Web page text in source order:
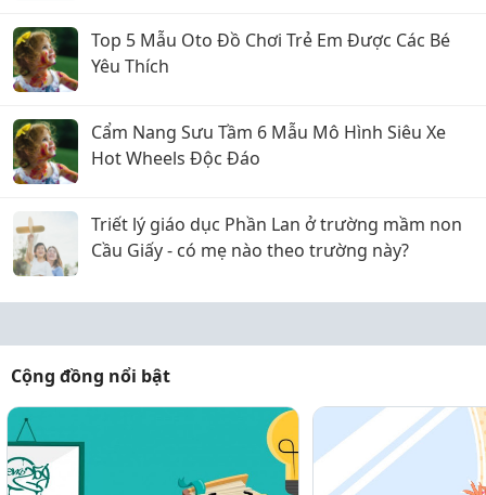
Top 5 Mẫu Oto Đồ Chơi Trẻ Em Được Các Bé
Yêu Thích
Cẩm Nang Sưu Tầm 6 Mẫu Mô Hình Siêu Xe
Hot Wheels Độc Đáo
Triết lý giáo dục Phần Lan ở trường mầm non
Cầu Giấy - có mẹ nào theo trường này?
Cộng đồng nổi bật